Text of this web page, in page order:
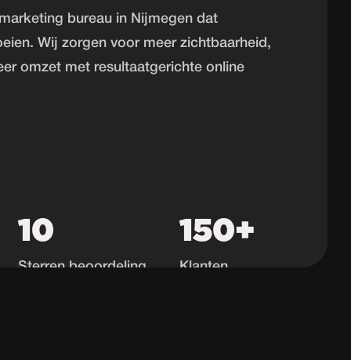
bureau in Nijmegen dat
Wij zorgen voor meer zichtbaarheid,
omzet met resultaatgerichte online
10
Sterren beoordeling
150+
Klanten